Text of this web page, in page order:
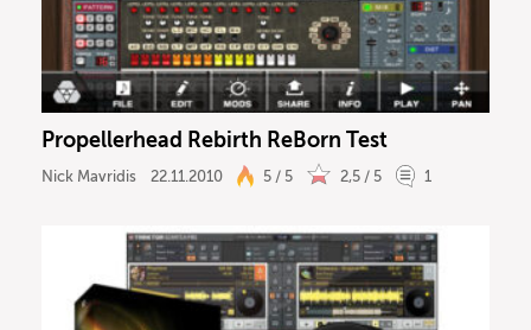
Propellerhead Rebirth ReBorn Test
Nick Mavridis 22.11.2010 5 / 5 2,5 / 5 1